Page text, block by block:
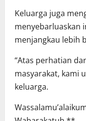
Keluarga juga
menyebarluaskan
menjangkau lebih
“Atas perhatian
masyarakat, kami
keluarga.